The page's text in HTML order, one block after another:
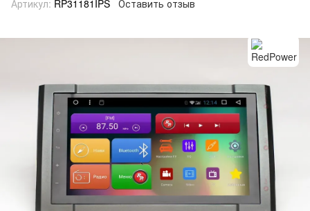
Артикул: RP31181IPS Оставить отзыв